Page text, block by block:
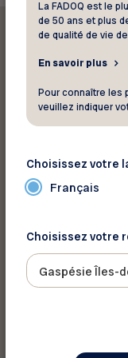
La FADOQ est le
de 50 ans et plus
de qualité de vie
En savoir plus
Pour connaître les
veuillez indiquer
Choisissez votre
Français
Choisissez votre
Gaspésie Îles-